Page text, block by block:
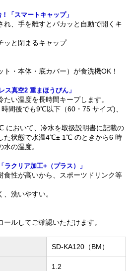
「スマートキャップ」
れ、手を離すとパカッと自動で開くキ
ッと閉まるキャップ
ト・本体・底カバー）が食洗機OK！
真空2 重まほうびん」
たい温度を長時間キープします。
間後でも9℃以下（60・75 サイズ)、
おいて、冷水を取扱説明書に記載の
た状態で水温4℃± 1℃ のときから6 時
の温度。
クリア加工+（プラス）」
食性が高いから、スポーツドリンク等
、洗いやすい。
ルしてご確認いただけます。
SD-KA120（BM）
1.2